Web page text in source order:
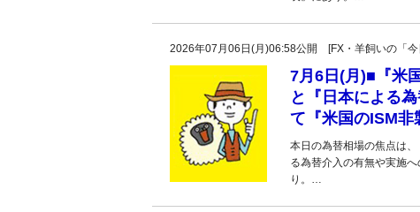
2026年07月06日(月)06:58公開 [FX・羊飼いの「今
7月6日(月)■『米
と『日本による
て『米国のISM非
本日の為替相場の焦点は
る為替介入の有無や実施
り。…